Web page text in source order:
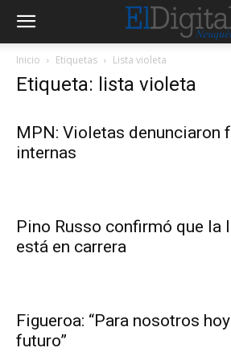
Inicio Etiquetas Lista violeta
Etiqueta: lista violeta
MPN: Violetas denunciaron
internas
Pino Russo confirmó que la
está en carrera
Figueroa: “Para nosotros
futuro”